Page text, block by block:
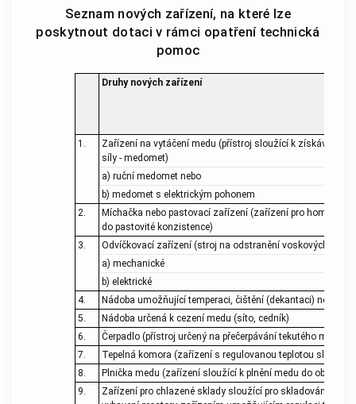
Seznam nových zařízení, na které lze
poskytnout dotaci v rámci opatření technická
pomoc
Druhy nových zařízení
1.
Zařízení na vytáčení medu (přístroj sloužící k získávání
síly - medomet)
a) ruční medomet nebo
b) medomet s elektrickým pohonem
2.
Míchačka nebo pastovací zařízení (zařízení pro
do pastovité konzistence)
3.
Odvíčkovací zařízení (stroj na odstranění voskových víček
a) mechanické
b) elektrické
4.
Nádoba umožňující temperaci, čištění (dekantaci) nebo
5.
Nádoba určená k cezení medu (síto, cedník)
6.
Čerpadlo (přístroj určený na přečerpávání tekutého medu)
7.
Tepelná komora (zařízení s regulovanou teplotou sloužící
8.
Plnička medu (zařízení sloužící k plnění medu do obalů)
9.
Zařízení pro chlazené sklady sloužící pro skladování